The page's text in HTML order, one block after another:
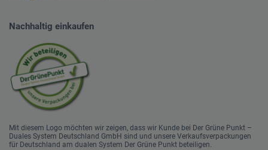
Nachhaltig einkaufen
Mit diesem Logo möchten wir zeigen, dass wir Kunde bei Der Grüne Punkt –
Duales System Deutschland GmbH sind und unsere Verkaufsverpackungen
für Deutschland am dualen System Der Grüne Punkt beteiligen.